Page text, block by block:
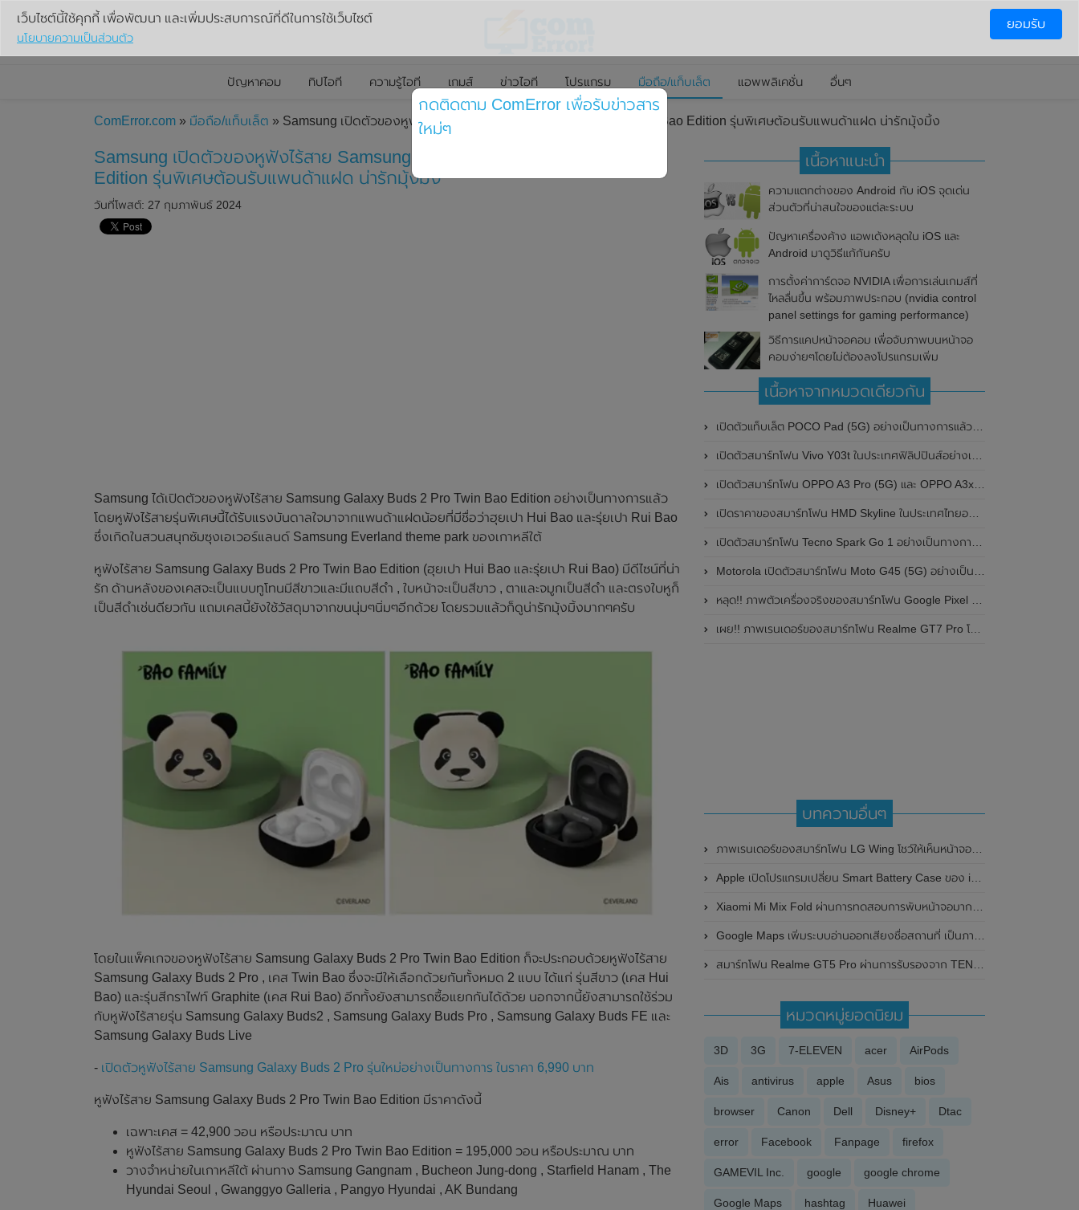
ปัญหาคอม ทิปไอที ความรู้ไอที เกมส์ ข่าวไอที โปรแกรม มือถือ/แท็บเล็ต แอพพลิเคชั่น อื่นๆ
ComError.com » มือถือ/แท็บเล็ต » Samsung เปิดตัวของหูฟังไร้สาย Samsung Galaxy Buds 2 Pro Twin Bao Edition รุ่นพิเศษต้อนรับแพนด้าแฝด น่ารักมุ้งมิ้ง
Samsung เปิดตัวของหูฟังไร้สาย Samsung Galaxy Buds 2 Pro Twin Bao
Edition รุ่นพิเศษต้อนรับแพนด้าแฝด น่ารักมุ้งมิ้ง
วันที่โพสต์: 27 กุมภาพันธ์ 2024
Samsung ได้เปิดตัวของหูฟังไร้สาย Samsung Galaxy Buds 2 Pro Twin Bao Edition อย่างเป็นทางการแล้ว
โดยหูฟังไร้สายรุ่นพิเศษนี้ได้รับแรงบันดาลใจมาจากแพนด้าแฝดน้อยที่มีชื่อว่าฮุยเปา Hui Bao และรุ่ยเปา Rui Bao
ซึ่งเกิดในสวนสนุกซัมซุงเอเวอร์แลนด์ Samsung Everland theme park ของเกาหลีใต้
หูฟังไร้สาย Samsung Galaxy Buds 2 Pro Twin Bao Edition (ฮุยเปา Hui Bao และรุ่ยเปา Rui Bao) มีดีไซน์ที่น่า
รัก ด้านหลังของเคสจะเป็นแบบทูโทนมีสีขาวและมีแถบสีดำ , ใบหน้าจะเป็นสีขาว , ตาและจมูกเป็นสีดำ และตรงใบหูก็
เป็นสีดำเช่นดียวกัน แถมเคสนี้ยังใช้วัสดุมาจากขนนุ่มๆนิ่มๆอีกด้วย โดยรวมแล้วก็ดูน่ารักมุ้งมิ้งมากๆครับ
โดยในแพ็คเกจของหูฟังไร้สาย Samsung Galaxy Buds 2 Pro Twin Bao Edition ก็จะประกอบด้วยหูฟังไร้สาย
Samsung Galaxy Buds 2 Pro , เคส Twin Bao ซึ่งจะมีให้เลือกด้วยกันทั้งหมด 2 แบบ ได้แก่ รุ่นสีขาว (เคส Hui
Bao) และรุ่นสีกราไฟท์ Graphite (เคส Rui Bao) อีกทั้งยังสามารถซื้อแยกกันได้ด้วย นอกจากนี้ยังสามารถใช้ร่วม
กับหูฟังไร้สายรุ่น Samsung Galaxy Buds2 , Samsung Galaxy Buds Pro , Samsung Galaxy Buds FE และ
Samsung Galaxy Buds Live
- เปิดตัวหูฟังไร้สาย Samsung Galaxy Buds 2 Pro รุ่นใหม่อย่างเป็นทางการ ในราคา 6,990 บาท
หูฟังไร้สาย Samsung Galaxy Buds 2 Pro Twin Bao Edition มีราคาดังนี้
เฉพาะเคส = 42,900 วอน หรือประมาณ บาท
หูฟังไร้สาย Samsung Galaxy Buds 2 Pro Twin Bao Edition = 195,000 วอน หรือประมาณ บาท
วางจำหน่ายในเกาหลีใต้ ผ่านทาง Samsung Gangnam , Bucheon Jung-dong , Starfield Hanam , The
Hyundai Seoul , Gwanggyo Galleria , Pangyo Hyundai , AK Bundang
เนื้อหาแนะนำ
ความแตกต่างของ Android กับ iOS จุดเด่น
ส่วนตัวที่น่าสนใจของแต่ละระบบ
ปัญหาเครื่องค้าง แอพเด้งหลุดใน iOS และ
Android มาดูวิธีแก้กันครับ
การตั้งค่าการ์ดจอ NVIDIA เพื่อการเล่นเกมส์ที่
ไหลลื่นขึ้น พร้อมภาพประกอบ (nvidia control
panel settings for gaming performance)
วิธีการแคปหน้าจอคอม เพื่อจับภาพบนหน้าจอ
คอมง่ายๆโดยไม่ต้องลงโปรแกรมเพิ่ม
เนื้อหาจากหมวดเดียวกัน
เปิดตัวแท็บเล็ต POCO Pad (5G) อย่างเป็นทางการแล้วในประเทศอินเดีย มาพร้อมชิปเซ็ต Snapdragon 7s Gen 2 ของ Qualcomm และรองรับเครือข่าย 5G
เปิดตัวสมาร์ทโฟน Vivo Y03t ในประเทศฟิลิปปินส์อย่างเป็นทางการแล้ว มาพร้อมชิปเซ็ต Unisoc T612 , กล้องหลัง ความละเอียด 13MP , แบตเตอรี่ 5,000mAh และหน้าจอแสดงผล LCD / 90Hz
เปิดตัวสมาร์ทโฟน OPPO A3 Pro (5G) และ OPPO A3x ในประเทศไทยอย่างเป็นทางการแล้ว ในราคาเริ่มต้นเพียง 3,999 บาท
เปิดราคาของสมาร์ทโฟน HMD Skyline ในประเทศไทยอย่างเป็นทางการแล้ว ราคา 14,990 บาท
เปิดตัวสมาร์ทโฟน Tecno Spark Go 1 อย่างเป็นทางการแล้ว มาพร้อมหน้าจอแสดงผล LCD / 120Hz , แบตเตอรี่ 5,000mAh และใช้ชิปเซ็ต Unisoc
Motorola เปิดตัวสมาร์ทโฟน Moto G45 (5G) อย่างเป็นทางการแล้วในอินเดีย
หลุด!! ภาพตัวเครื่องจริงของสมาร์ทโฟน Google Pixel 9a โชว์ดีไซน์ใหม่ กล้องหลังแบนราบ ไม่มีกรอบของกล้องแล้ว
เผย!! ภาพเรนเดอร์ของสมาร์ทโฟน Realme GT7 Pro โชว์ให้เห็นดีไซน์ใหม่ พร้อมเผยรายละเอียดสเปกที่สำคัญบางส่วน
บทความอื่นๆ
ภาพเรนเดอร์ของสมาร์ทโฟน LG Wing โชว์ให้เห็นหน้าจอหมุนได้เป็นรูปตัว T มาพร้อมกล้องหลัง 3 ตัว
Apple เปิดโปรแกรมเปลี่ยน Smart Battery Case ของ iPhone XS , XS Max และ XR กรณีมีปัญหาในการชาร์จ
Xiaomi Mi Mix Fold ผ่านการทดสอบการพับหน้าจอมากกว่า 400,000 ครั้ง
Google Maps เพิ่มระบบอ่านออกเสียงชื่อสถานที่ เป็นภาษาท้องถิ่นได้ง่ายขึ้น ผ่านปุ่มลำโพง
สมาร์ทโฟน Realme GT5 Pro ผ่านการรับรองจาก TENAA ของประเทศจีนแล้ว พร้อมเผยภาพและรายละเอียดสเปกที่สำคัญบางส่วน
หมวดหมู่ยอดนิยม
3D 3G 7-ELEVEN acer AirPods
Ais antivirus apple Asus bios
browser Canon Dell Disney+ Dtac
error Facebook Fanpage firefox
GAMEVIL Inc. google google chrome
Google Maps hashtag Huawei
เว็บไซต์นี้ใช้คุกกี้ เพื่อพัฒนา และเพิ่มประสบการณ์ที่ดีในการใช้เว็บไซต์
นโยบายความเป็นส่วนตัว
ยอมรับ
กดติดตาม ComError เพื่อรับข่าวสาร
ใหม่ๆ